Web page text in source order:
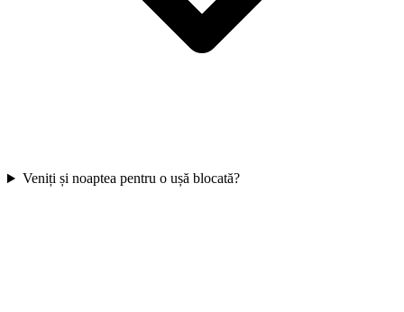
Veniți și noaptea pentru o ușă blocată?